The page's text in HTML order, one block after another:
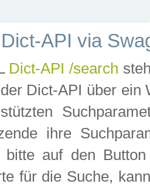
API via
Dict-API /search
Dict-API über
ihre
bitte auf den
für die Suche,